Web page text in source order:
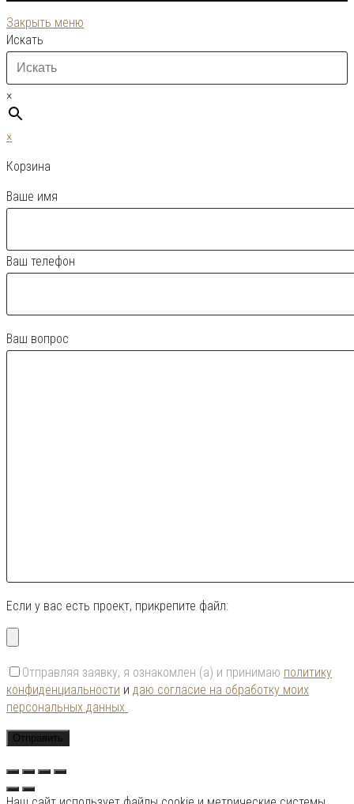
Закрыть меню
Искать
×
×
Корзина
Ваше имя
Ваш телефон
Ваш вопрос
Если у вас есть проект, прикрепите файл:
Отправляя заявку, я ознакомлен (а) и принимаю политику
конфиденциальности и даю согласие на обработку моих
персональных данных